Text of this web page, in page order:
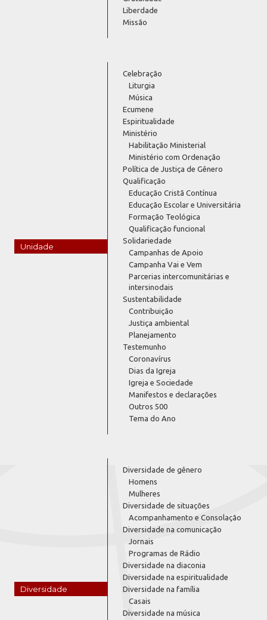
Liberdade
Missão
Unidade
Celebração
Liturgia
Música
Ecumene
Espiritualidade
Ministério
Habilitação Ministerial
Ministério com Ordenação
Política de Justiça de Gênero
Qualificação
Educação Cristã Contínua
Educação Escolar e Universitária
Formação Teológica
Qualificação funcional
Solidariedade
Campanhas de Apoio
Campanha Vai e Vem
Parcerias intercomunitárias e
intersinodais
Sustentabilidade
Contribuição
Justiça ambiental
Planejamento
Testemunho
Coronavírus
Dias da Igreja
Igreja e Sociedade
Manifestos e declarações
Outros 500
Tema do Ano
Diversidade
Diversidade de gênero
Homens
Mulheres
Diversidade de situações
Acompanhamento e Consolação
Diversidade na comunicação
Jornais
Programas de Rádio
Diversidade na diaconia
Diversidade na espiritualidade
Diversidade na família
Casais
Diversidade na música